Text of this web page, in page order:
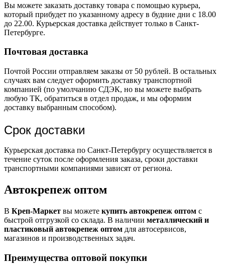
Вы можете заказать доставку товара с помощью курьера,
который прибудет по указанному адресу в будние дни с 18.00
до 22.00. Курьерская доставка действует только в Санкт-
Петербурге.
Почтовая доставка
Почтой России отправляем заказы от 50 рублей. В остальных
случаях вам следует оформить доставку транспортной
компанией (по умолчанию СДЭК, но вы можете выбрать
любую ТК, обратиться в отдел продаж, и мы оформим
доставку выбранным способом).
Срок доставки
Курьерская доставка по Санкт-Петербургу осуществляется в
течение суток после оформления заказа, сроки доставки
транспортными компаниями зависят от региона.
Автокрепеж оптом
В Креп-Маркет вы можете купить автокрепеж оптом с
быстрой отгрузкой со склада. В наличии металлический и
пластиковый автокрепеж оптом для автосервисов,
магазинов и производственных задач.
Преимущества оптовой покупки